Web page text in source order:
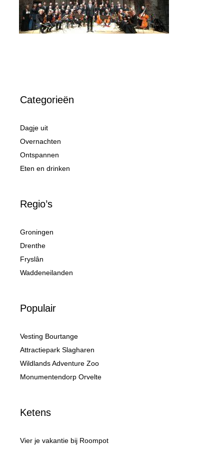
Categorieën
Dagje uit
Overnachten
Ontspannen
Eten en drinken
Regio’s
Groningen
Drenthe
Fryslân
Waddeneilanden
Populair
Vesting Bourtange
Attractiepark Slagharen
Wildlands Adventure Zoo
Monumentendorp Orvelte
Ketens
Vier je vakantie bij Roompot